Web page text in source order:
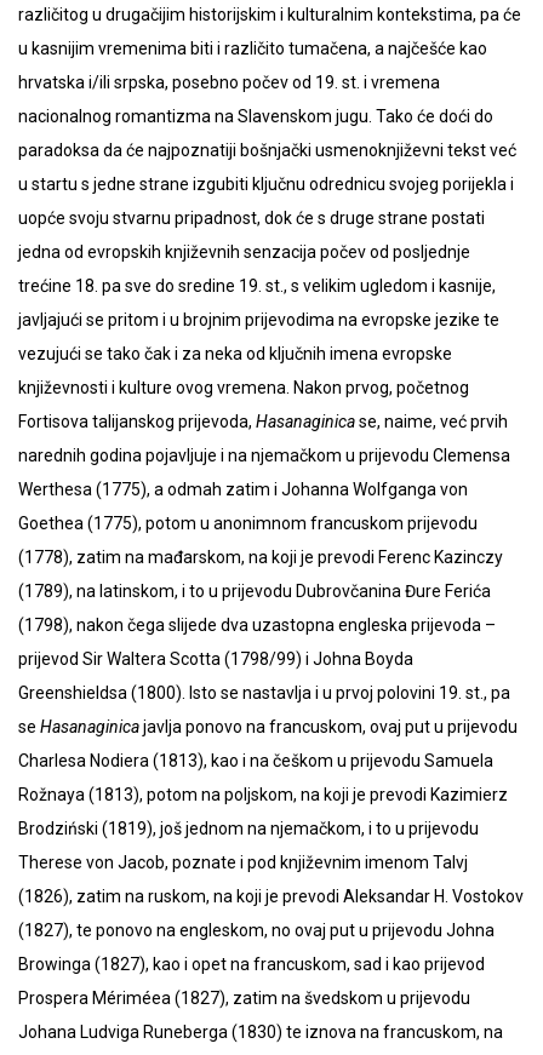
različitog u drugačijim historijskim i kulturalnim kontekstima, pa će
u kasnijim vremenima biti i različito tumačena, a najčešće kao
hrvatska i/ili srpska, posebno počev od 19. st. i vremena
nacionalnog romantizma na Slavenskom jugu. Tako će doći do
paradoksa da će najpoznatiji bošnjački usmenoknjiževni tekst već
u startu s jedne strane izgubiti ključnu odrednicu svojeg porijekla i
uopće svoju stvarnu pripadnost, dok će s druge strane postati
jedna od evropskih književnih senzacija počev od posljednje
trećine 18. pa sve do sredine 19. st., s velikim ugledom i kasnije,
javljajući se pritom i u brojnim prijevodima na evropske jezike te
vezujući se tako čak i za neka od ključnih imena evropske
književnosti i kulture ovog vremena. Nakon prvog, početnog
Fortisova talijanskog prijevoda, Hasanaginicase, naime, već prvih
narednih godina pojavljuje i na njemačkom u prijevodu Clemensa
Werthesa (1775), a odmah zatim i Johanna Wolfganga von
Goethea (1775), potom u anonimnom francuskom prijevodu
(1778), zatim na mađarskom, na koji je prevodi Ferenc Kazinczy
(1789), na latinskom, i to u prijevodu Dubrovčanina Đure Ferića
(1798), nakon čega slijede dva uzastopna engleska prijevoda –
prijevod Sir Waltera Scotta (1798/99) i Johna Boyda
Greenshieldsa (1800). Isto se nastavlja i u prvoj polovini 19. st., pa
se Hasanaginicajavlja ponovo na francuskom, ovaj put u prijevodu
Charlesa Nodiera (1813), kao i na češkom u prijevodu Samuela
Rožnaya (1813), potom na poljskom, na koji je prevodi Kazimierz
Brodziński (1819), još jednom na njemačkom, i to u prijevodu
Therese von Jacob, poznate i pod književnim imenom Talvj
(1826), zatim na ruskom, na koji je prevodi Aleksandar H. Vostokov
(1827), te ponovo na engleskom, no ovaj put u prijevodu Johna
Browinga (1827), kao i opet na francuskom, sad i kao prijevod
Prospera Mériméea (1827), zatim na švedskom u prijevodu
Johana Ludviga Runeberga (1830) te iznova na francuskom, na